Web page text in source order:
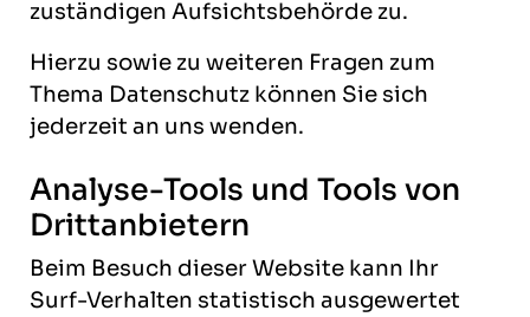
zuständigen Aufsichtsbehörde zu.
Hierzu sowie zu weiteren Fragen zum
Thema Datenschutz können Sie sich
jederzeit an uns wenden.
Analyse-Tools und Tools von
Dritt­anbietern
Beim Besuch dieser Website kann Ihr
Surf-Verhalten statistisch ausgewertet